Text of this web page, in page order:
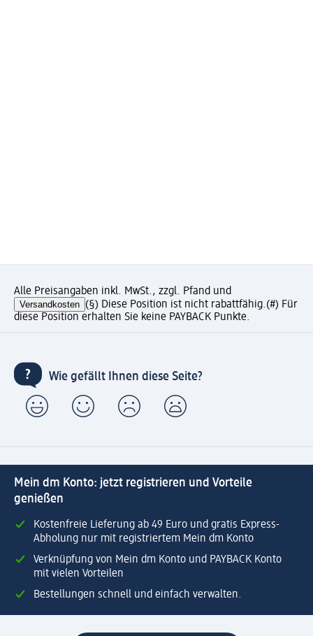
Alle Preisangaben inkl. MwSt., zzgl. Pfand und
Versandkosten (§) Diese Position ist nicht rabattfähig.(#) Für
diese Position erhalten Sie keine PAYBACK Punkte.
Wie gefällt Ihnen diese Seite?
Mein dm Konto: jetzt registrieren und Vorteile
genießen
Kostenfreie Lieferung ab 49 Euro und gratis Express-
Abholung nur mit registriertem Mein dm Konto
Verknüpfung von Mein dm Konto und PAYBACK Konto
mit vielen Vorteilen
Bestellungen schnell und einfach verwalten.